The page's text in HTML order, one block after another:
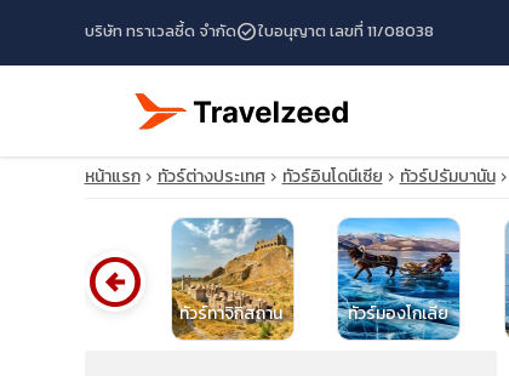
บริษัท ทราเวลซี้ด จำกัดcheck_circleใบอนุญาต เลขที่ 11/08038
หน้าแรก ทัวร์ต่างประเทศ ทัวร์อินโดนีเซีย ทัวร์ปรัมบานัน
ทัวร์ทาจิกิสถาน ทัวร์มองโกเลีย
arrow_circle_left